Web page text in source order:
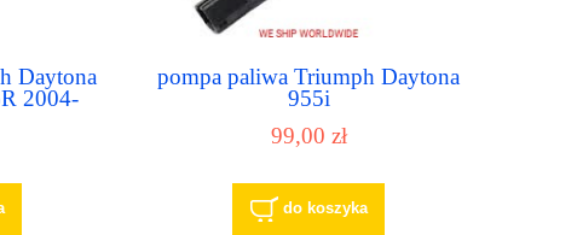
Daytona
2004-
pompa paliwa Triumph Daytona
955i
99,00 zł
do koszyka